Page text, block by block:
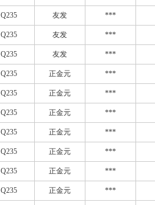
Q235 友发 ***
Q235 友发 ***
Q235 友发 ***
Q235 正金元 ***
Q235 正金元 ***
Q235 正金元 ***
Q235 正金元 ***
Q235 正金元 ***
Q235 正金元 ***
Q235 正金元 ***